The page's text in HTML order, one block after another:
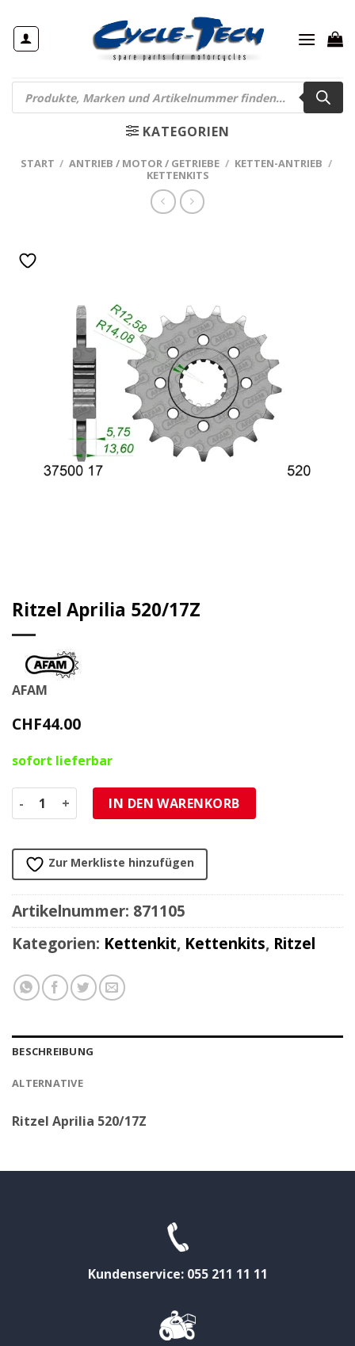
Inhalt
springen
Products
search
KATEGORIEN
START / ANTRIEB / MOTOR / GETRIEBE / KETTEN-ANTRIEB /
KETTENKITS
Ritzel Aprilia 520/17Z
AFAM
CHF44.00
sofort lieferbar
Ritzel Aprilia 520/17Z MengeIN DEN WARENKORB
Zur Merkliste hinzufügen
Artikelnummer: 871105
Kategorien: Kettenkit, Kettenkits, Ritzel
BESCHREIBUNG
ALTERNATIVE
Ritzel Aprilia 520/17Z
Kundenservice: 055 211 11 11